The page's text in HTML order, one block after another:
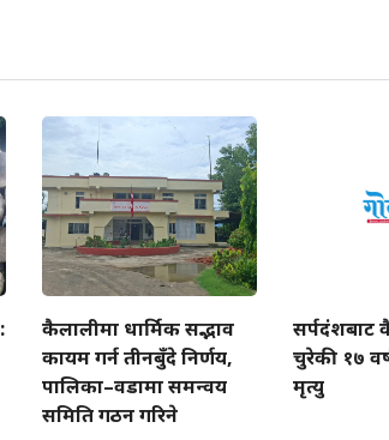
कैलालीमा धार्मिक सद्भाव
कायम गर्न तीनबुँदे निर्णय,
पालिका–वडामा समन्वय
समिति गठन गरिने
सर्पदंशबाट
चुरेकी १७
मृत्यु